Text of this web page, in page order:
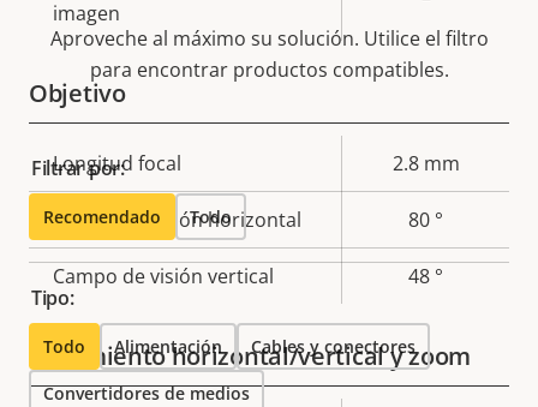
imagen
Objetivo
Descripción
de
propiedad
la
propiedad
Longitud focal 2.8 mm
Campo de visión horizontal 80 °
Campo de visión vertical 48 °
Movimiento horizontal/vertical y zoom
Aproveche al máximo su solución. Utilice el filtro
para encontrar productos compatibles.
Filtrar por:
Recomendado Todo
Tipo:
Todo Alimentación Cables y conectores
Convertidores de medios